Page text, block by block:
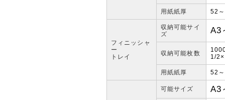
用紙紙厚 52
フィニッシャ
ー
トレイ
収納可能サイ
ズ
A3
収納可能枚数
1/
用紙紙厚 52
可能サイズ A3